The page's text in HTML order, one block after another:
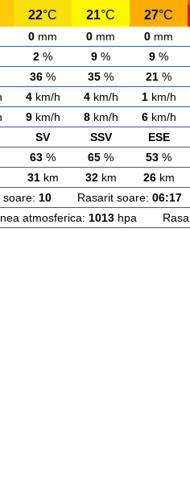
22°C 21°C 27°C
0 mm 0 mm 0 mm
2 % 9 % 9 %
36 % 35 % 21 %
4km/h 4km/h 1km/h
9km/h 8km/h 6km/h
SV SSV ESE
63 % 65 % 53 %
31km 32km 26km
soare: 10Rasarit soare: 06:17
atmosferica: 1013hpa